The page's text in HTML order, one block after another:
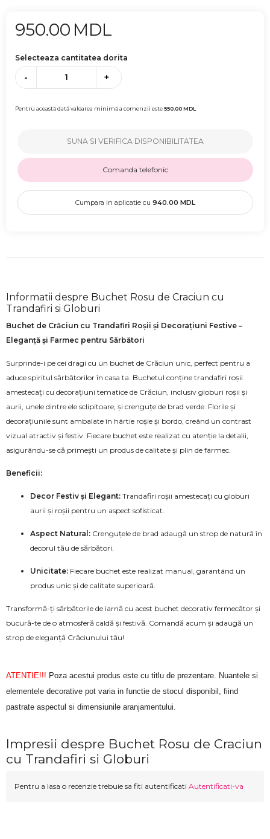
950.00 MDL
Selecteaza cantitatea dorita
- +
Pentru această dată valoarea minimă a comenzii este550.00MDL
SUNA SI VERIFICA DISPONIBILITATEA
Comanda telefonic
Cumpara in aplicatie cu 940.00 MDL
Informatii despre Buchet Rosu de Craciun cu
Trandafiri si Globuri
Buchet de Crăciun cu Trandafiri Roșii și Decorațiuni Festive –
Eleganță și Farmec pentru Sărbători
Surprinde-i pe cei dragi cu un buchet de Crăciun unic, perfect pentru a
aduce spiritul sărbătorilor în casa ta. Buchetul conține trandafiri roșii
amestecați cu decorațiuni tematice de Crăciun, inclusiv globuri roșii și
aurii, unele dintre ele sclipitoare, și crenguțe de brad verde. Florile și
decorațiunile sunt ambalate în hârtie roșie și bordo, creând un contrast
vizual atractiv și festiv. Fiecare buchet este realizat cu atenție la detalii,
asigurându-se că primești un produs de calitate și plin de farmec.
Beneficii:
Decor Festiv și Elegant: Trandafiri roșii amestecați cu globuri
aurii și roșii pentru un aspect sofisticat.
Aspect Natural: Crenguțele de brad adaugă un strop de natură în
decorul tău de sărbători.
Unicitate: Fiecare buchet este realizat manual, garantând un
produs unic și de calitate superioară.
Transformă-ți sărbătorile de iarnă cu acest buchet decorativ fermecător și
bucură-te de o atmosferă caldă și festivă. Comandă acum și adaugă un
strop de eleganță Crăciunului tău!
ATENTIE!!! Poza acestui produs este cu titlu de prezentare. Nuantele si
elementele decorative pot varia in functie de stocul disponibil, fiind
pastrate aspectul si dimensiunile aranjamentului.
Impresii despre Buchet Rosu de Craciun
cu Trandafiri si Globuri
Pentru a lasa o recenzie trebuie sa fiti autentificati Autentificati-va